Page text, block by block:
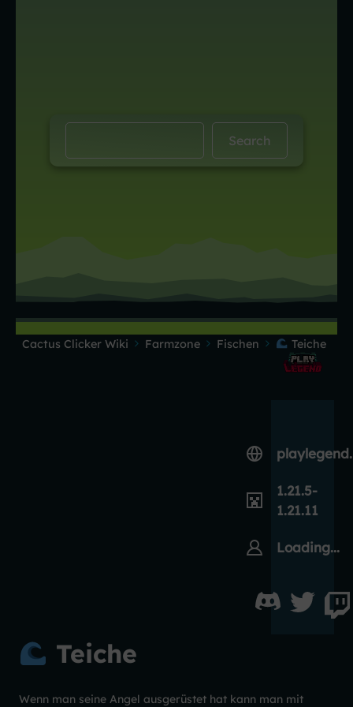
Cactus Clicker Wiki Farmzone Fischen Teiche
1.21.5-
1.21.11
Loading...
Teiche
Wenn man seine Angel ausgerüstet hat kann man mit